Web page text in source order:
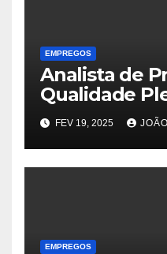
EMPREGOS
Analista de
Qualidade
FEV 19, 2025
EMPREGOS